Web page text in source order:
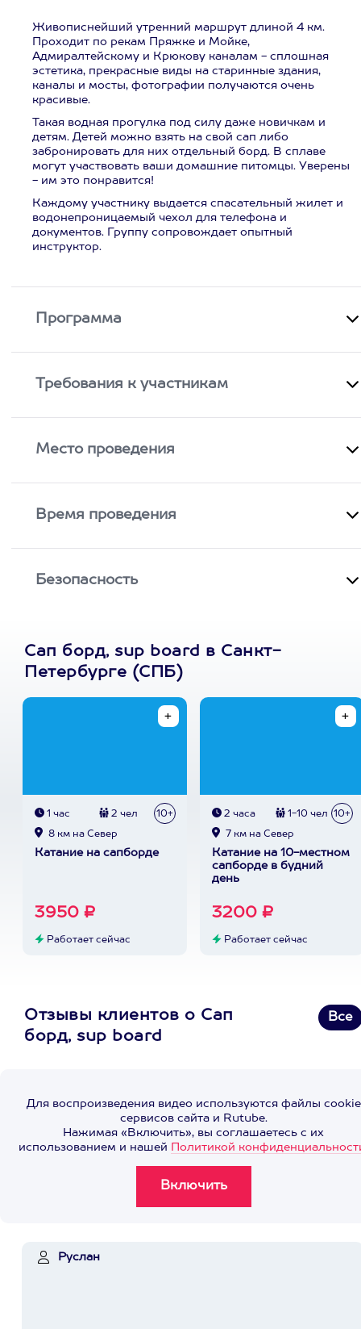
Живописнейший утренний маршрут длиной 4 км.
Проходит по рекам Пряжке и Мойке,
Адмиралтейскому и Крюкову каналам - сплошная
эстетика, прекрасные виды на старинные здания,
каналы и мосты, фотографии получаются очень
красивые.
Такая водная прогулка под силу даже новичкам и
детям. Детей можно взять на свой сап либо
забронировать для них отдельный борд. В сплаве
могут участвовать ваши домашние питомцы. Уверены
- им это понравится!
Каждому участнику выдается спасательный жилет и
водонепроницаемый чехол для телефона и
документов. Группу сопровождает опытный
инструктор.
Программа
Требования к участникам
Место проведения
Время проведения
Безопасность
Сап борд, sup board в Санкт-
Петербурге (СПБ)
1 час 2 чел 10+
8 км на Север
Катание на сапборде
3950 ₽
Работает сейчас
2 часа 1-10 чел 10+
7 км на Север
Катание на 10-местном
сапборде в будний
день
3200 ₽
Работает сейчас
Отзывы клиентов о Сап
борд, sup board
Все
Для воспроизведения видео используются файлы cookie
сервисов сайта и Rutube.
Нажимая «Включить», вы соглашаетесь с их
использованием и нашей Политикой
Руслан